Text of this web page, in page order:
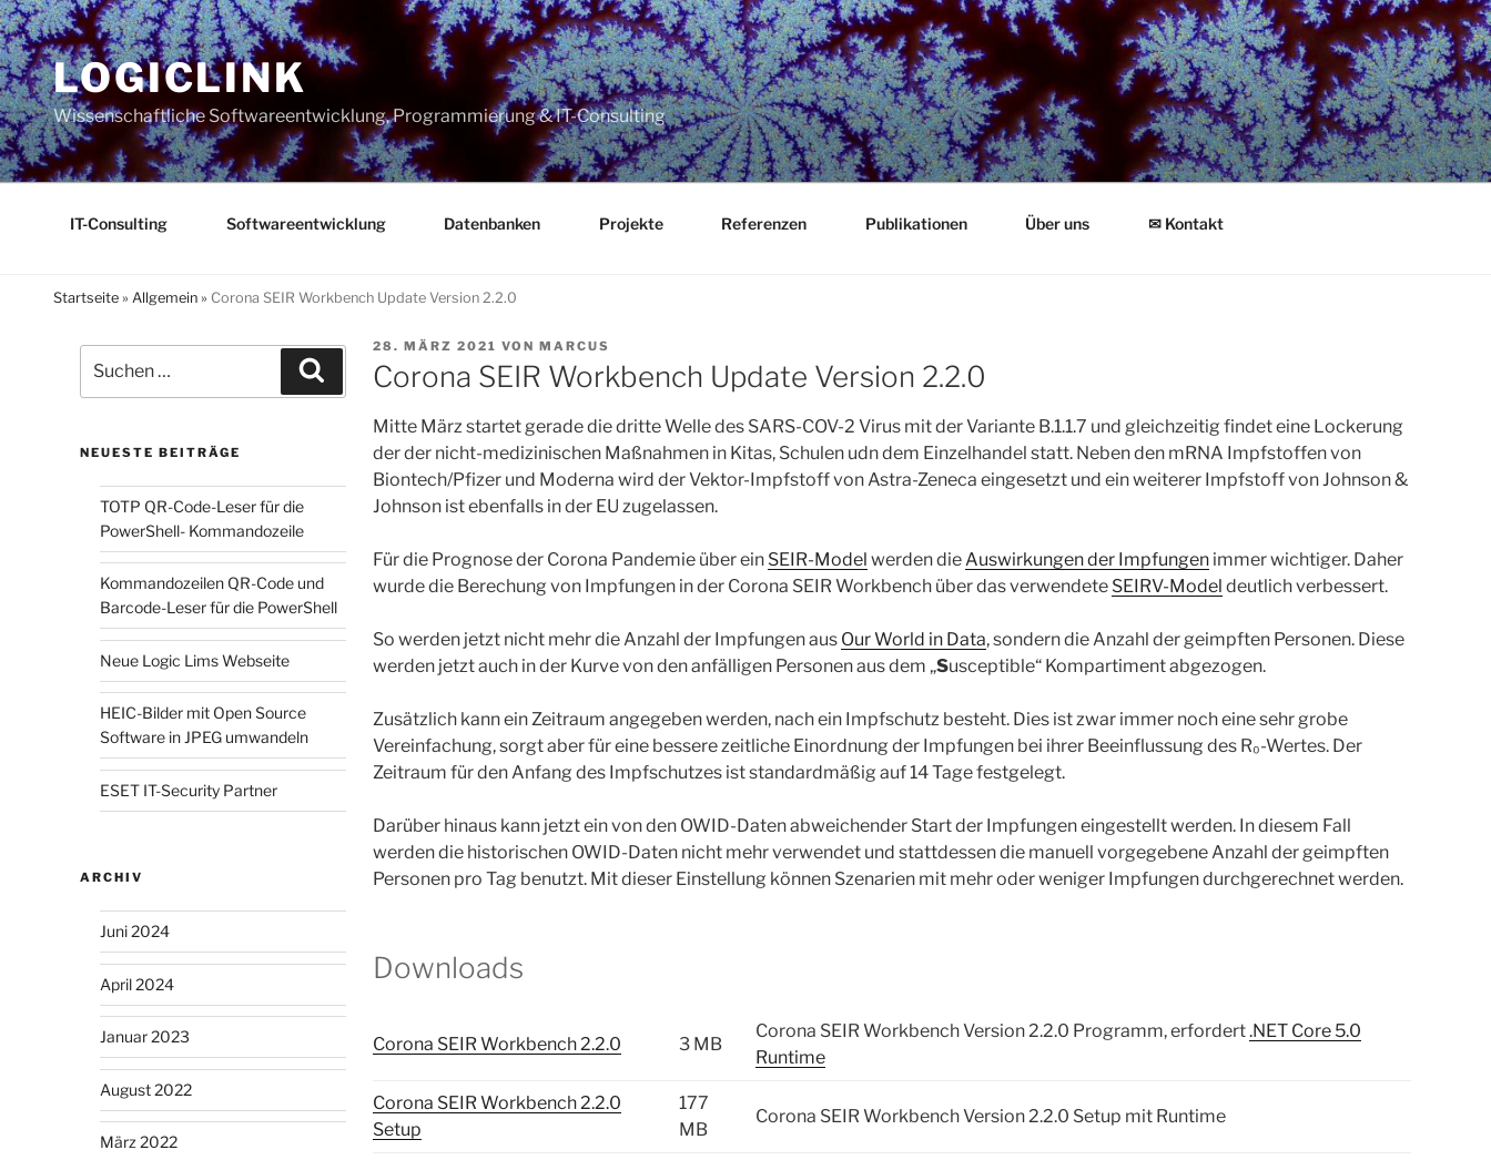
Zum
Inhalt
springenLOGICLINK
Wissenschaftliche Softwareentwicklung, Programmierung & IT-Consulting
IT-Consulting Softwareentwicklung Datenbanken Projekte Referenzen Publikationen Über uns ✉ Kontakt
Startseite » Allgemein » Corona SEIR Workbench Update Version 2.2.0
VERÖFFENTLICHT
AM
28. MÄRZ 2021 VON MARCUS
Corona SEIR Workbench Update Version 2.2.0
Mitte März startet gerade die dritte Welle des SARS-COV-2 Virus mit der Variante B.1.1.7 und gleichzeitig findet eine Lockerung
der der nicht-medizinischen Maßnahmen in Kitas, Schulen udn dem Einzelhandel statt. Neben den mRNA Impfstoffen von
Biontech/Pfizer und Moderna wird der Vektor-Impfstoff von Astra-Zeneca eingesetzt und ein weiterer Impfstoff von Johnson &
Johnson ist ebenfalls in der EU zugelassen.
Für die Prognose der Corona Pandemie über ein SEIR-Model werden die Auswirkungen der Impfungen immer wichtiger. Daher
wurde die Berechung von Impfungen in der Corona SEIR Workbench über das verwendete SEIRV-Model deutlich verbessert.
So werden jetzt nicht mehr die Anzahl der Impfungen aus Our World in Data, sondern die Anzahl der geimpften Personen. Diese
werden jetzt auch in der Kurve von den anfälligen Personen aus dem „Susceptible“ Kompartiment abgezogen.
Zusätzlich kann ein Zeitraum angegeben werden, nach ein Impfschutz besteht. Dies ist zwar immer noch eine sehr grobe
Vereinfachung, sorgt aber für eine bessere zeitliche Einordnung der Impfungen bei ihrer Beeinflussung des R₀-Wertes. Der
Zeitraum für den Anfang des Impfschutzes ist standardmäßig auf 14 Tage festgelegt.
Darüber hinaus kann jetzt ein von den OWID-Daten abweichender Start der Impfungen eingestellt werden. In diesem Fall
werden die historischen OWID-Daten nicht mehr verwendet und stattdessen die manuell vorgegebene Anzahl der geimpften
Personen pro Tag benutzt. Mit dieser Einstellung können Szenarien mit mehr oder weniger Impfungen durchgerechnet werden.
Downloads
Corona SEIR Workbench 2.2.0 3 MB
Corona SEIR Workbench Version 2.2.0 Programm, erfordert.NET Core 5.0
Runtime
Corona SEIR Workbench 2.2.0
Setup
177
MB
Corona SEIR Workbench Version 2.2.0 Setup mit Runtime
nach:
Suchen
NEUESTE BEITRÄGE
TOTP QR-Code-Leser für die
PowerShell- Kommandozeile
Kommandozeilen QR-Code und
Barcode-Leser für die PowerShell
Neue Logic Lims Webseite
HEIC-Bilder mit Open Source
Software in JPEG umwandeln
ESET IT-Security Partner
ARCHIV
Juni 2024
April 2024
Januar 2023
August 2022
März 2022